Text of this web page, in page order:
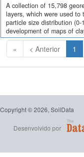
A collection of 15,798
layers, which were used to
particle size distribution
development of maps of
« < Anterior 1
Copyright © 2026, SoilData
Desenvolvido por